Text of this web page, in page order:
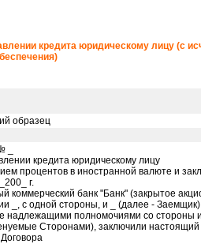
кредита юридическому лицу (с
образец
_
кредита юридическому лицу
процентов в иностранной валюте и
г.
коммерческий банк "Банк" (закрытое
_, с одной стороны, и _ (далее -
надлежащими полномочиями со стороны
Сторонами), заключили